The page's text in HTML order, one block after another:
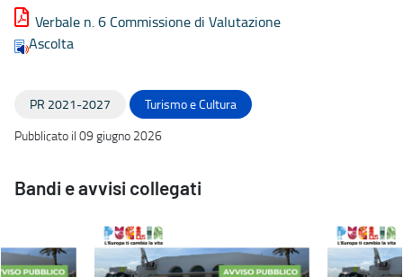
Verbale n. 6 Commissione di Valutazione
Ascolta
PR 2021-2027
Turismo e Cultura
Pubblicato il 09 giugno 2026
Bandi e avvisi collegati